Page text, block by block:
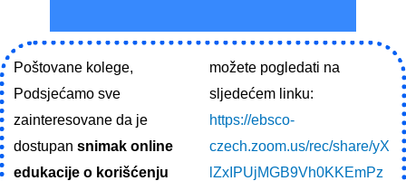
Poštovane kolege,
Podsjećamo sve
zainteresovane da je
dostupan snimak online
edukacije o korišćenju
možete pogledati na
sljedećem linku:
https://ebsco-
czech.zoom.us/rec/share/yX
lZxIPUjMGB9Vh0KKEmPz